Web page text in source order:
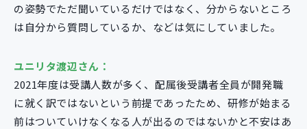
の姿勢でただ聞いているだけではなく、分からないところ
は自分から質問しているか、などは気にしていました。
ユニリタ渡辺さん：
2021年度は受講人数が多く、配属後受講者全員が開発職
に就く訳ではないという前提であったため、研修が始まる
前はついていけなくなる人が出るのではないかと不安はあ